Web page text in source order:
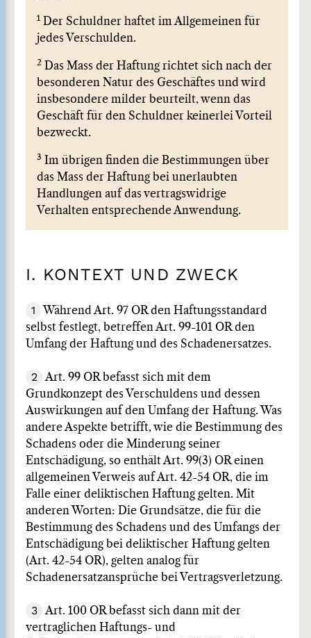
1
Der Schuldner haftet im Allgemeinen für
jedes Verschulden.
2 Das Mass der Haftung richtet sich nach der
besonderen Natur des Geschäftes und wird
insbesondere milder beurteilt, wenn das
Geschäft für den Schuldner keinerlei Vorteil
bezweckt.
3 Im übrigen finden die Bestimmungen über
das Mass der Haftung bei unerlaubten
Handlungen auf das vertragswidrige
Verhalten entsprechende Anwendung.
I. KONTEXT UND ZWECK
1
Während Art. 97 OR den Haftungsstandard
selbst festlegt, betreffen Art. 99-101 OR den
Umfang der Haftung und des Schadenersatzes.
2
Art. 99 OR befasst sich mit dem
Grundkonzept des Verschuldens und dessen
Auswirkungen auf den Umfang der Haftung. Was
andere Aspekte betrifft, wie die Bestimmung des
Schadens oder die Minderung seiner
Entschädigung, so enthält Art. 99(3) OR einen
allgemeinen Verweis auf Art. 42-54 OR, die im
Falle einer deliktischen Haftung gelten. Mit
anderen Worten: Die Grundsätze, die für die
Bestimmung des Schadens und des Umfangs der
Entschädigung bei deliktischer Haftung gelten
(Art. 42-54 OR), gelten analog für
Schadenersatzansprüche bei Vertragsverletzung.
3
Art. 100 OR befasst sich dann mit der
vertraglichen Haftungs- und